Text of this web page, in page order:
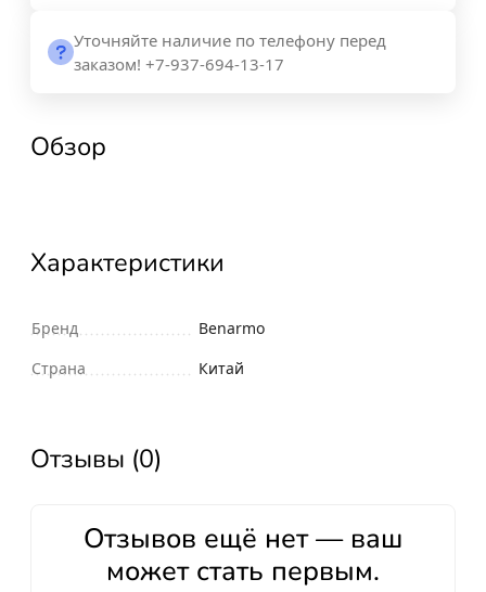
Уточняйте наличие по телефону перед
заказом! +7-937-694-13-17
Обзор
Характеристики
Бренд
Benarmo
Страна
Китай
Отзывы (0)
Отзывов ещё нет — ваш
может стать первым.